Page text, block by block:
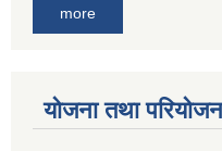
more
योजना तथा